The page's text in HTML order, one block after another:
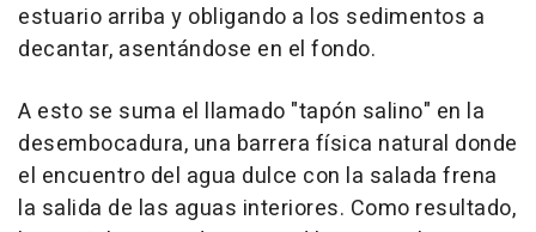
estuario arriba y obligando a los sedimentos a
decantar, asentándose en el fondo.
A esto se suma el llamado "tapón salino" en la
desembocadura, una barrera física natural donde
el encuentro del agua dulce con la salada frena
la salida de las aguas interiores. Como resultado,